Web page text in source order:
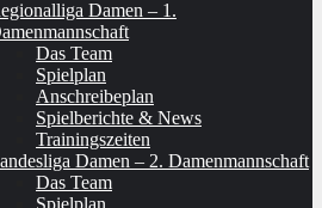
Damen – 1.
Das Team
Spielplan
Anschreibeplan
Spielberichte & News
Trainingszeiten
Damen – 2. Damenmannschaft
Das Team
Spielplan